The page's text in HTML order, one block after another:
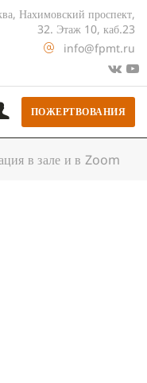
Нахимовский проспект,
32. Этаж 10, каб.23
info@fpmt.ru
ПОЖЕРТВОВАНИЯ
в зале и в Zoom